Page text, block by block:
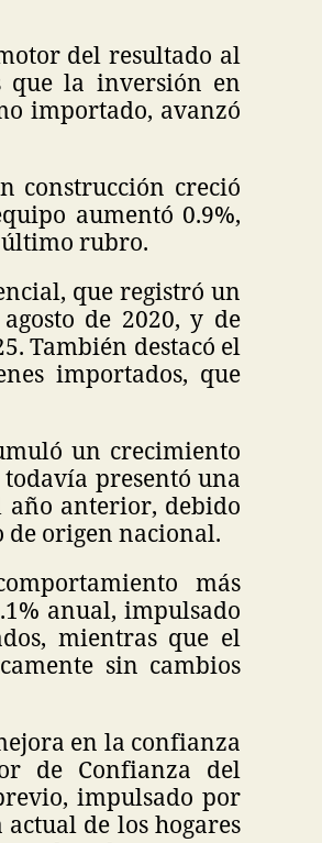
del resultado al
que la inversión en
importado, avanzó
construcción creció
aumentó 0.9%,
último rubro.
que registró un
de 2020, y de
También destacó el
importados, que
un crecimiento
presentó una
año anterior, debido
origen nacional.
más
anual, impulsado
mientras que el
sin cambios
en la confianza
de Confianza del
impulsado por
de los hogares